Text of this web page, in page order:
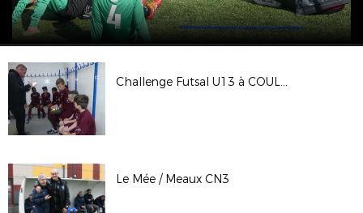
Challenge Futsal U13 à COULOMMIERS du 21 octobre 2018
Le Mée / Meaux CN3